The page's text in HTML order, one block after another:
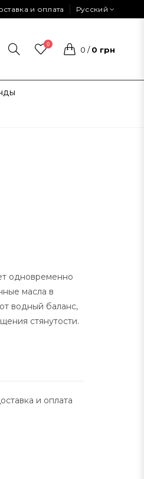
и оплата Русский
0
0 / 0 грн
одновременно
масла в
водный баланс,
стянутости.
и оплата